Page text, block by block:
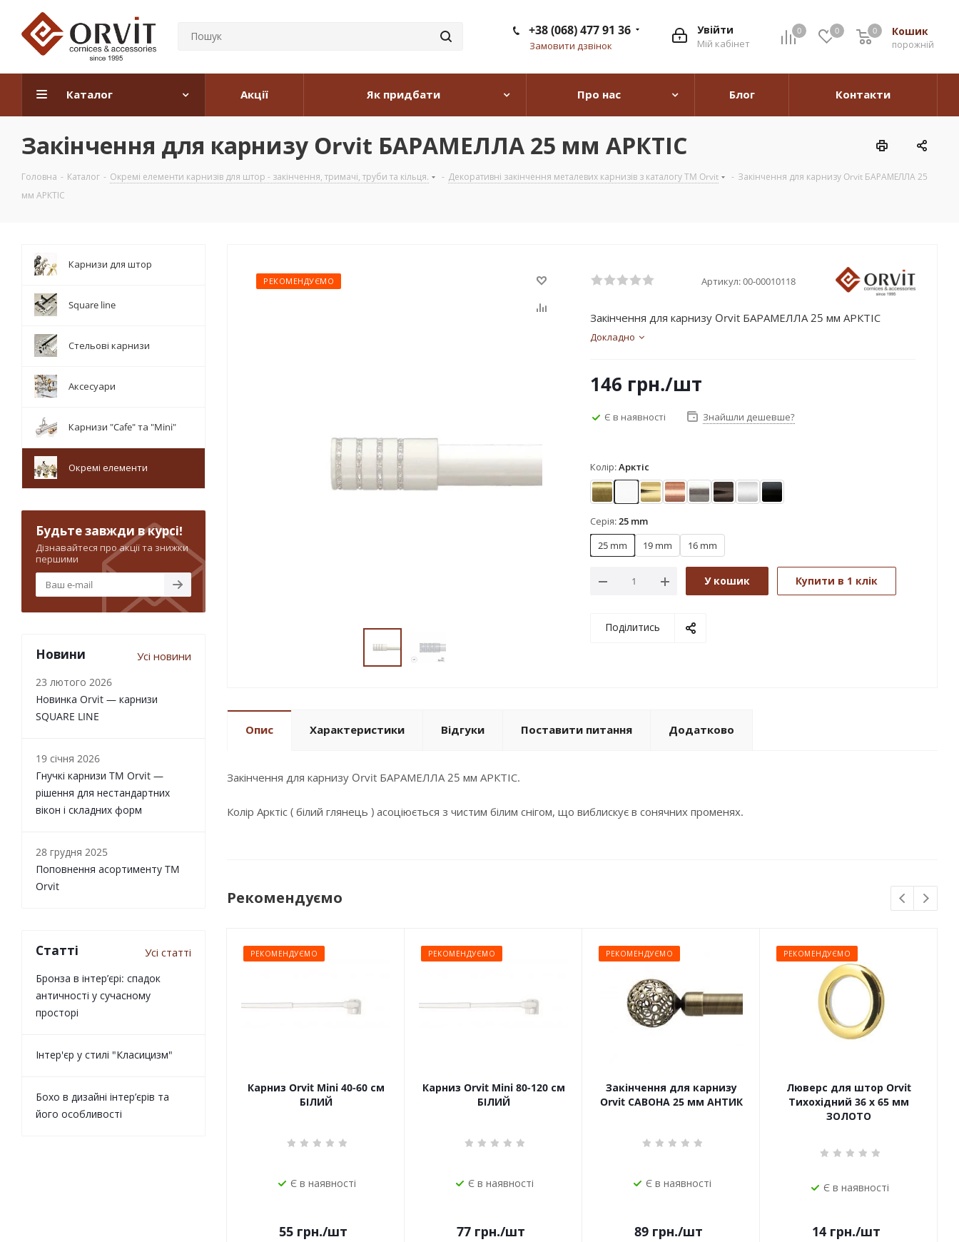
0 0 Кошик
0
порожній
0
Увійти
Мій кабінет
+38 (068) 477 91 36
Замовити дзвінок
Каталог Акції Як придбати Про нас Блог Контакти
Закінчення для карнизу Orvit БАРАМЕЛЛА 25 мм АРКТІС
Головна - Каталог - Окремі елементи карнизів для штор - закінчення, тримачі, труби та кільця. - Декоративні закінчення металевих карнизів з каталогу TM Orvit - Закінчення для карнизу Orvit БАРАМЕЛЛА 25
мм АРКТІС
РЕКОМЕНДУЄМО Артикул:00-00010118
Закінчення для карнизу Orvit БАРАМЕЛЛА 25 мм АРКТІС
Докладно
146 грн./шт
Є в наявності Знайшли дешевше?
Колір:Арктіс
Антик АрктісЗолотоМідьНержавіюча сталь
ОніксСатинЧорний оксамит
Серія:25 mm
25 mm
19 mm 16 mm
У кошик Купити в 1 клік
Поділитись
Опис Характеристики Відгуки Поставити питання Додатково
Закінчення для карнизу Orvit БАРАМЕЛЛА 25 мм АРКТІС.
Колір Арктіс ( білий глянець ) асоціюється з чистим білим снігом, що виблискує в сонячних променях.
Рекомендуємо
РЕКОМЕНДУЄМО
Карниз Orvit Mini 40-60 см
БІЛИЙ
Є в наявності
55 грн./шт
РЕКОМЕНДУЄМО
Карниз Orvit Mini 80-120 см
БІЛИЙ
Є в наявності
77 грн./шт
РЕКОМЕНДУЄМО
Закінчення для карнизу
Orvit САВОНА 25 мм АНТИК
Є в наявності
89 грн./шт
РЕКОМЕНДУЄМО
Люверс для штор Orvit
Тихохідний 36 х 65 мм
ЗОЛОТО
Є в наявності
14 грн./шт
Карнизи для штор
Square line
Стельові карнизи
Аксесуари
Карнизи "Cafe" та "Mini"
Окремі елементи
Будьте завжди в курсі!
Дізнавайтеся про акції та знижки
першими
Новини Усі новини
23 лютого 2026
Новинка Orvit — карнизи
SQUARE LINE
19 січня 2026
Гнучкі карнизи TM Orvit —
рішення для нестандартних
вікон і складних форм
28 грудня 2025
Поповнення асортименту TM
Orvit
Статті Усі статті
Бронза в інтер’єрі: спадок
античності у сучасному
просторі
Інтер'єр у стилі "Класицизм"
Бохо в дизайні інтер’єрів та
його особливості